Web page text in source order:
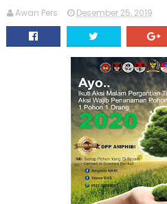
Awan Pers Desember 25, 2019